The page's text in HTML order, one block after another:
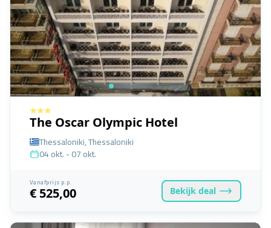
The Oscar Olympic Hotel
Thessaloniki, Thessaloniki
04 okt. - 07 okt.
Vanafprijs p.p.
€ 525,00 Bekijk deal